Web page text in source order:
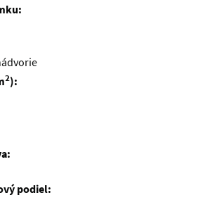
2):
podiel: